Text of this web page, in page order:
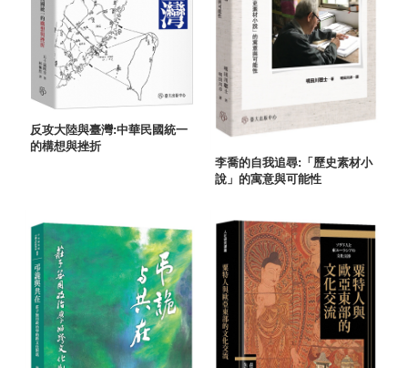
反攻大陸與臺灣:中華民國統一
的構想與挫折
李喬的自我追尋:「歷史素材小
說」的寓意與可能性